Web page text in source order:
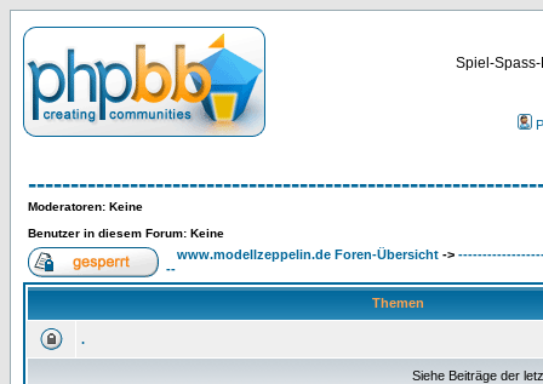
Spiel-
Moderatoren: Keine
Benutzer in diesem Forum: Keine
www.modellzeppelin.de Foren-Übersicht ->
--
Themen
.
Siehe Beiträge der